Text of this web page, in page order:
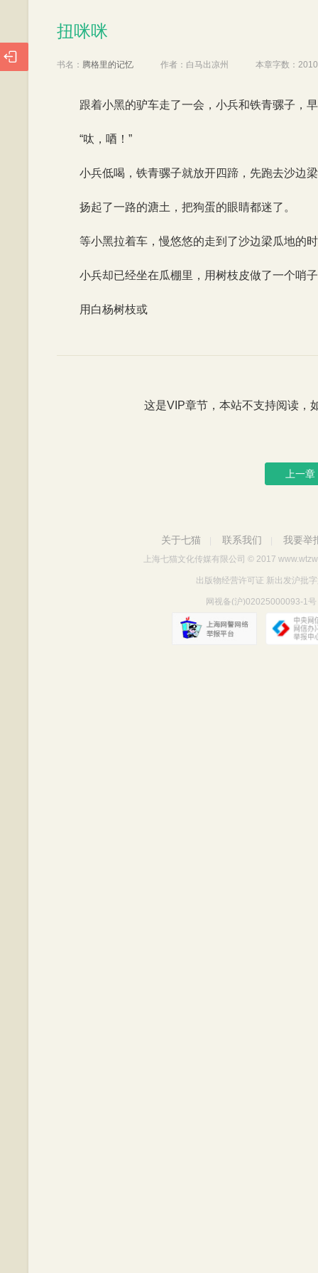
扭咪咪
书名： 腾格里的记忆 作者： 白马出凉州 本章字数：
跟着小黑的驴车走了一会，小兵和铁青骡子，
“呔，唒！”
小兵低喝，铁青骡子就放开四蹄，先跑去沙边
扬起了一路的溏土，把狗蛋的眼睛都迷了。
等小黑拉着车，慢悠悠的走到了沙边梁瓜地的
小兵却已经坐在瓜棚里，用树枝皮做了一个哨
用白杨树枝或
这是VIP章节，本站不支持阅读，
上一章

关于七猫 联系我们 我要举
上海七猫文化传媒有限公司 © 2017
出版物经营许可证 新出发沪批
网视备(沪)02025000093-1